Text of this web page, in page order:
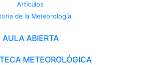
Artículos
de la Meteorología
AULA ABIERTA
METEOROLÓGICA